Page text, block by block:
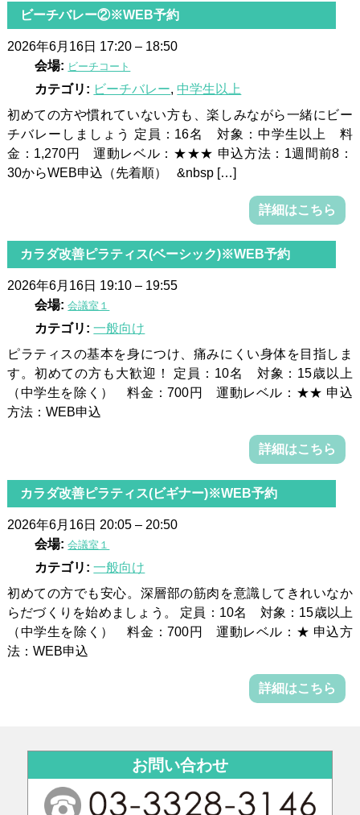
ビーチバレー②※WEB予約
2026年6月16日 17:20– 18:50
会場: ビーチコート
カテゴリ: ビーチバレー, 中学生以上
初めての方や慣れていない方も、楽しみながら一緒にビー
チバレーしましょう 定員：16名 対象：中学生以上 料
金：1,270円 運動レベル：★★★ 申込方法：1週間前8：
30からWEB申込（先着順） &nbsp […]
詳細はこちら
カラダ改善ピラティス(ベーシック)※WEB予約
2026年6月16日 19:10– 19:55
会場: 会議室１
カテゴリ: 一般向け
ピラティスの基本を身につけ、痛みにくい身体を目指しま
す。初めての方も大歓迎！ 定員：10名 対象：15歳以上
（中学生を除く） 料金：700円 運動レベル：★★ 申込
方法：WEB申込
詳細はこちら
カラダ改善ピラティス(ビギナー)※WEB予約
2026年6月16日 20:05– 20:50
会場: 会議室１
カテゴリ: 一般向け
初めての方でも安心。深層部の筋肉を意識してきれいなか
らだづくりを始めましょう。 定員：10名 対象：15歳以上
（中学生を除く） 料金：700円 運動レベル：★ 申込方
法：WEB申込
詳細はこちら
お問い合わせ